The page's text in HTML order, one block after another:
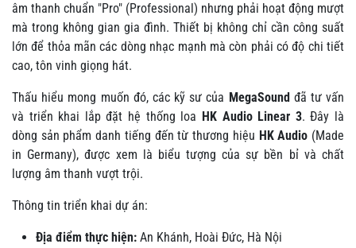
âm thanh chuẩn "Pro" (Professional) nhưng phải hoạt động mượt
mà trong không gian gia đình. Thiết bị không chỉ cần công suất
lớn để thỏa mãn các dòng nhạc mạnh mà còn phải có độ chi tiết
cao, tôn vinh giọng hát.
Thấu hiểu mong muốn đó, các kỹ sư của MegaSound đã tư vấn
và triển khai lắp đặt hệ thống loa HK Audio Linear 3. Đây là
dòng sản phẩm danh tiếng đến từ thương hiệu HK Audio (Made
in Germany), được xem là biểu tượng của sự bền bỉ và chất
lượng âm thanh vượt trội.
Thông tin triển khai dự án:
Địa điểm thực hiện: An Khánh, Hoài Đức, Hà Nội